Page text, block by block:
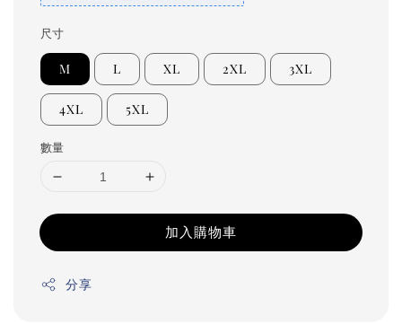
尺寸
M L XL 2XL 3XL
4XL 5XL
數量
加入購物車
分享